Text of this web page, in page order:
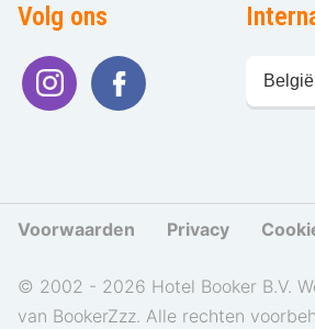
Volg ons
kiezen
Voorwaarden Privacy
© 2002 - 2026 Hotel Booker B.V.
van BookerZzz. Alle rechten